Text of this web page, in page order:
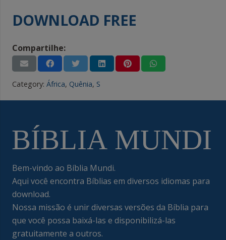
DOWNLOAD FREE
Compartilhe:
Category: África, Quênia, S
Bem-vindo ao Bíblia Mundi.
Aqui você encontra Bíblias em diversos idiomas para
download.
Nossa missão é unir diversas versões da Bíblia para
que você possa baixá-las e disponibilizá-las
gratuitamente a outros.